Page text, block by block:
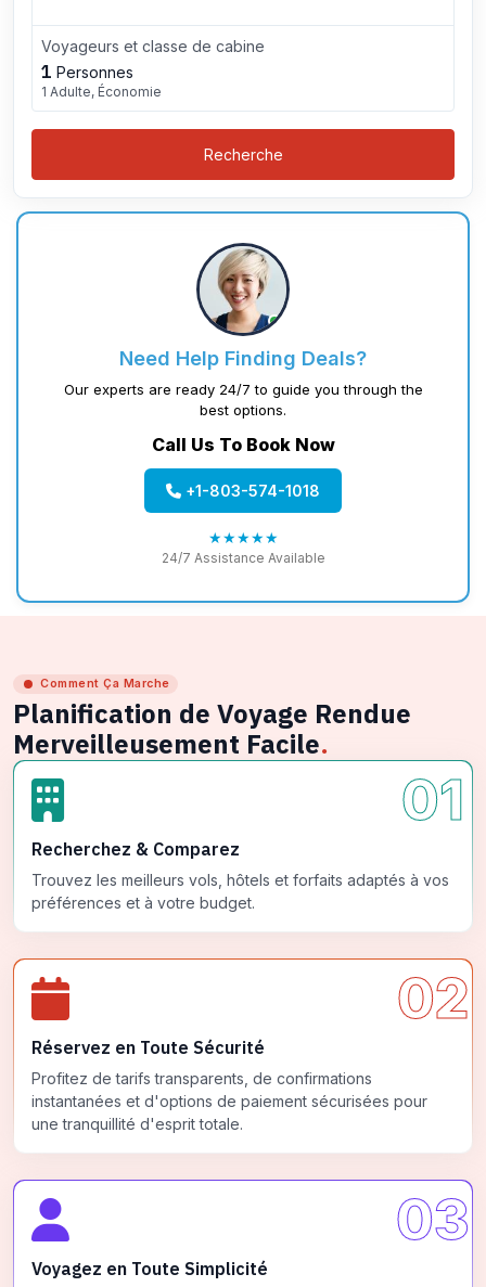
Voyageurs et classe de cabine
1 Personnes
1 Adulte, Économie
Recherche
Need Help Finding Deals?
Our experts are ready 24/7 to guide you through the
best options.
Call Us To Book Now
+1-803-574-1018
★★★★★
24/7 Assistance Available
Comment Ça Marche
Planification de Voyage Rendue
Merveilleusement Facile.
01
Recherchez & Comparez
Trouvez les meilleurs vols, hôtels et forfaits adaptés à vos
préférences et à votre budget.
02
Réservez en Toute Sécurité
Profitez de tarifs transparents, de confirmations
instantanées et d'options de paiement sécurisées pour
une tranquillité d'esprit totale.
03
Voyagez en Toute Simplicité